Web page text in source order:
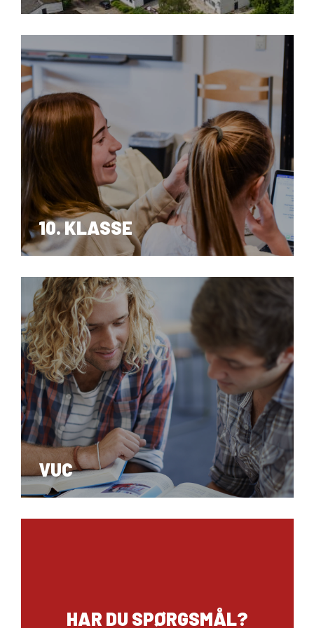
COLLEGETILBUD
10. KLASSE
10. KLASSE
VUC
HAR DU SPØRGSMÅL?